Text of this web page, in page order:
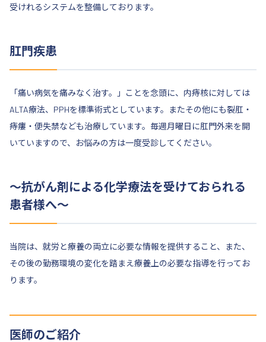
受けれるシステムを整備しております。
肛門疾患
「痛い病気を痛みなく治す。」ことを念頭に、内痔核に対しては
ALTA療法、PPHを標準術式としています。またその他にも裂肛・
痔瘻・便失禁なども治療しています。毎週月曜日に肛門外来を開
いていますので、お悩みの方は一度受診してください。
～抗がん剤による化学療法を受けておられる
患者様へ～
当院は、就労と療養の両立に必要な情報を提供すること、また、
その後の勤務環境の変化を踏まえ療養上の必要な指導を行ってお
ります。
医師のご紹介